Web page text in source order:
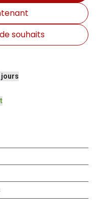
souhaits
jours